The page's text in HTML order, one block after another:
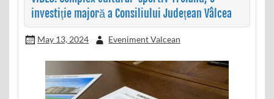
investiție majoră a Consiliului Județean Vâlcea
May 13, 2024 Eveniment Valcean